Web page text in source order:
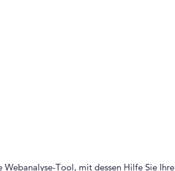
Tool, mit dessen Hilfe Sie Ihre